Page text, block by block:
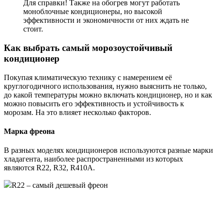
Для справки! Также на обогрев могут работать
моноблочные кондиционеры, но высокой
эффективности и экономичности от них ждать не
стоит.
Как выбрать самый морозоустойчивый
кондиционер
Покупая климатическую технику с намерением её
круглогодичного использования, нужно выяснить не только,
до какой температуры можно включать кондиционер, но и как
можно повысить его эффективность и устойчивость к
морозам. На это влияет несколько факторов.
Марка фреона
В разных моделях кондиционеров используются разные марки
хладагента, наиболее распространенными из которых
являются R22, R32, R410А.
R22 – самый дешевый фреон